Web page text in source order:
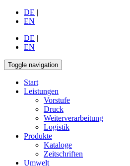
DE |
EN
DE |
EN
Toggle navigation
Start
Leistungen
Vorstufe
Druck
Weiterverarbeitung
Logistik
Produkte
Kataloge
Zeitschriften
Umwelt